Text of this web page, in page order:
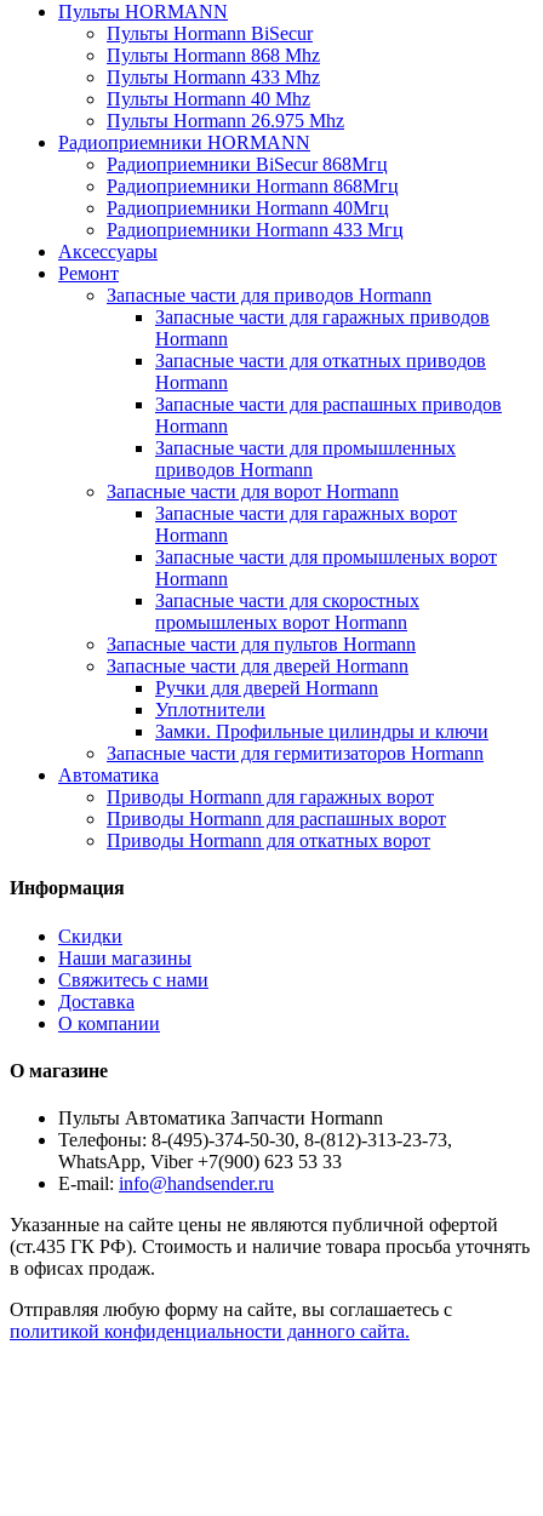
Пульты HORMANN
Пульты Hormann BiSecur
Пульты Hormann 868 Mhz
Пульты Hormann 433 Mhz
Пульты Hormann 40 Mhz
Пульты Hormann 26.975 Mhz
Радиоприемники HORMANN
Радиоприемники BiSecur 868Мгц
Радиоприемники Hormann 868Мгц
Радиоприемники Hormann 40Мгц
Радиоприемники Hormann 433 Мгц
Аксессуары
Ремонт
Запасные части для приводов Hormann
Запасные части для гаражных приводов
Hormann
Запасные части для откатных приводов
Hormann
Запасные части для распашных приводов
Hormann
Запасные части для промышленных
приводов Hormann
Запасные части для ворот Hormann
Запасные части для гаражных ворот
Hormann
Запасные части для промышленых ворот
Hormann
Запасные части для скоростных
промышленых ворот Hormann
Запасные части для пультов Hormann
Запасные части для дверей Hormann
Ручки для дверей Hormann
Уплотнители
Замки. Профильные цилиндры и ключи
Запасные части для гермитизаторов Hormann
Автоматика
Приводы Hormann для гаражных ворот
Приводы Hormann для распашных ворот
Приводы Hormann для откатных ворот
Информация
Скидки
Наши магазины
Свяжитесь с нами
Доставка
О компании
О магазине
Пульты Автоматика Запчасти Hormann
Телефоны: 8-(495)-374-50-30, 8-(812)-313-23-73,
WhatsApp, Viber +7(900) 623 53 33
E-mail: info@handsender.ru
Указанные на сайте цены не являются публичной офертой
(ст.435 ГК РФ). Стоимость и наличие товара просьба уточнять
в офисах продаж.
Отправляя любую форму на сайте, вы соглашаетесь с
политикой конфиденциальности данного сайта.